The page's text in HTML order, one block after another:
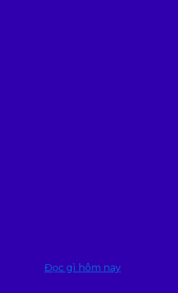
Đọc gì hôm nay